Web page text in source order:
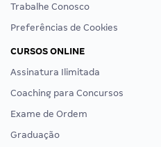
Trabalhe Conosco
Preferências de Cookies
CURSOS ONLINE
Assinatura Ilimitada
Coaching para Concursos
Exame de Ordem
Graduação